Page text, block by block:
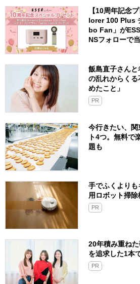
【10周年記念
lorer 100 Plus
bo Fan」が
NSフォローで
飯島直子さん
の乱れからく
めたこと」
PR
今行きたい、
ト4つ。無料で
題も
手でふくより
用ロボット掃
PR
20年積み重ねた
を追求した1本
PR